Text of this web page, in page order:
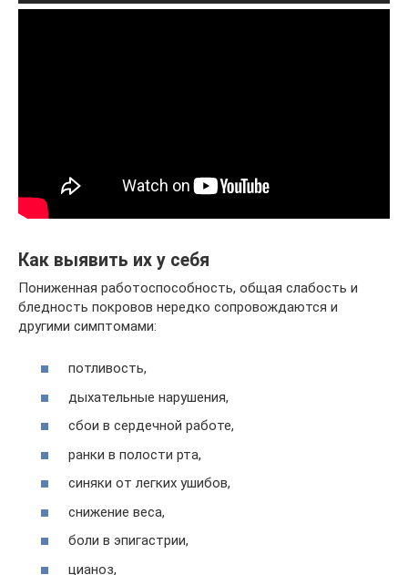
Как выявить их у себя
Пониженная работоспособность, общая слабость и
бледность покровов нередко сопровождаются и
другими симптомами:
потливость,
дыхательные нарушения,
сбои в сердечной работе,
ранки в полости рта,
синяки от легких ушибов,
снижение веса,
боли в эпигастрии,
цианоз,